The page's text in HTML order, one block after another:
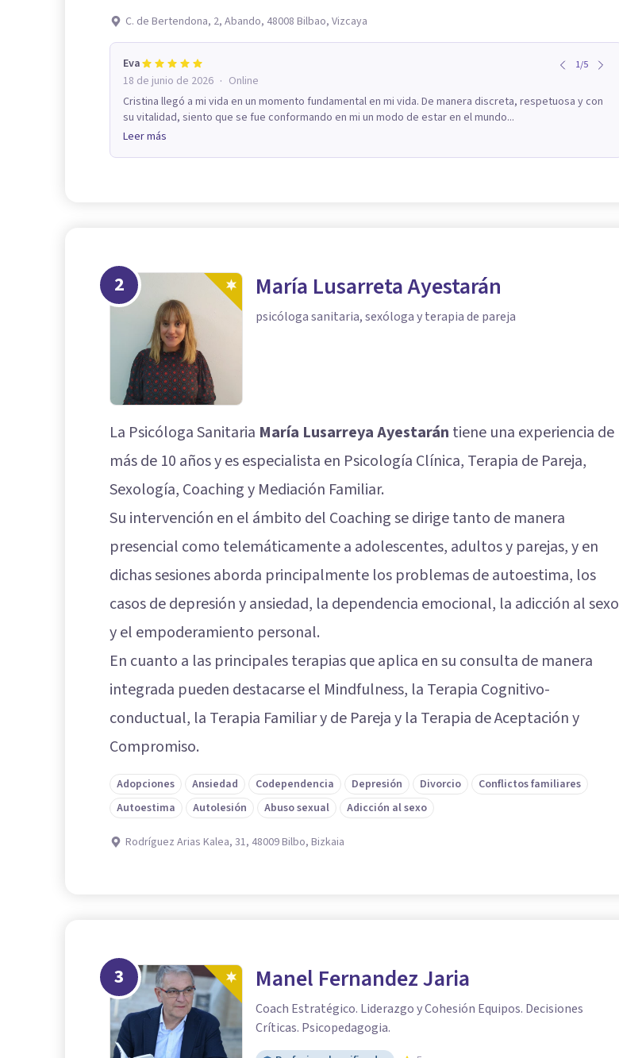
C. de Bertendona, 2, Abando, 48008 Bilbao, Vizcaya
Eva 1/5
18 de junio de 2026 · Online
Cristina llegó a mi vida en un momento fundamental en mi vida. De manera discreta, respetuosa y con
su vitalidad, siento que se fue conformando en mi un modo de estar en el mundo...
Leer más
2 María Lusarreta Ayestarán
psicóloga sanitaria, sexóloga y terapia de pareja
La Psicóloga Sanitaria María Lusarreya Ayestarán tiene una experiencia de
más de 10 años y es especialista en Psicología Clínica, Terapia de Pareja,
Sexología, Coaching y Mediación Familiar.
Su intervención en el ámbito del Coaching se dirige tanto de manera
presencial como telemáticamente a adolescentes, adultos y parejas, y en
dichas sesiones aborda principalmente los problemas de autoestima, los
casos de depresión y ansiedad, la dependencia emocional, la adicción al sexo
y el empoderamiento personal.
En cuanto a las principales terapias que aplica en su consulta de manera
integrada pueden destacarse el Mindfulness, la Terapia Cognitivo-
conductual, la Terapia Familiar y de Pareja y la Terapia de Aceptación y
Compromiso.
Adopciones Ansiedad Codependencia Depresión Divorcio
Conflictos familiares
Autoestima
Autolesión Abuso sexual Adicción al sexo
Rodríguez Arias Kalea, 31, 48009 Bilbo, Bizkaia
3 Manel Fernandez Jaria
Coach Estratégico. Liderazgo y Cohesión Equipos. Decisiones
Críticas. Psicopedagogia.